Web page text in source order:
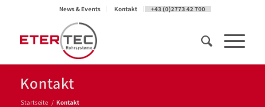
News & Events Kontakt +43 (0)2773 42 700
Kontakt
Startseite / Kontakt